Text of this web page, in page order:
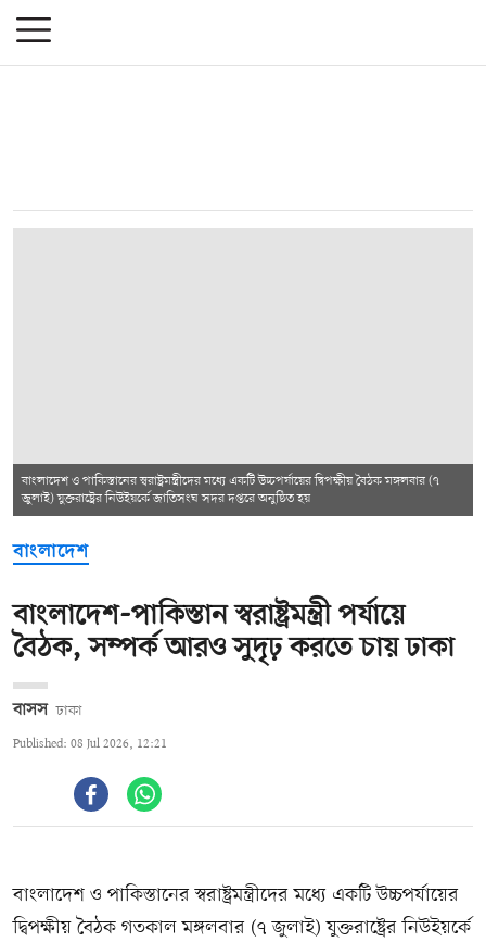
বাংলাদেশ ও পাকিস্তানের স্বরাষ্ট্রমন্ত্রীদের মধ্যে একটি উচ্চপর্যায়ের দ্বিপক্ষীয় বৈঠক মঙ্গলবার (৭
জুলাই) যুক্তরাষ্ট্রের নিউইয়র্কে জাতিসংঘ সদর দপ্তরে অনুষ্ঠিত হয়
বাংলাদেশ
বাংলাদেশ-পাকিস্তান স্বরাষ্ট্রমন্ত্রী পর্যায়ে
বৈঠক, সম্পর্ক আরও সুদৃঢ় করতে চায় ঢাকা
বাসস ঢাকা
Published: 08 Jul 2026, 12:21
বাংলাদেশ ও পাকিস্তানের স্বরাষ্ট্রমন্ত্রীদের মধ্যে একটি উচ্চপর্যায়ের
দ্বিপক্ষীয় বৈঠক গতকাল মঙ্গলবার (৭ জুলাই) যুক্তরাষ্ট্রের নিউইয়র্কে